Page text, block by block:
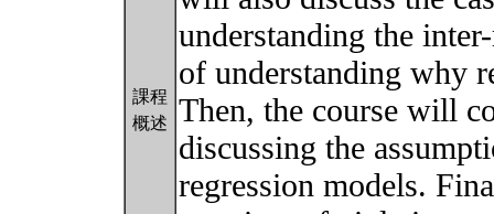
課程
概述
understanding the
of understanding why
Then, the course will
discussing the
regression models.